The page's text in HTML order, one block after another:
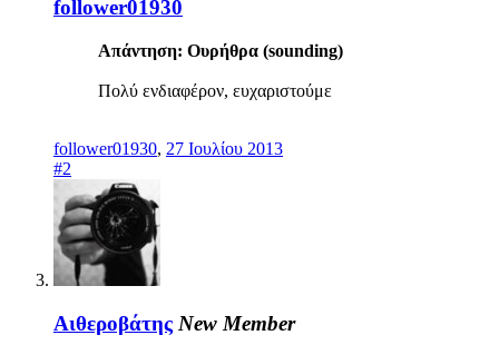
follower01930
Απάντηση: Ουρήθρα (sounding)
Πολύ ενδιαφέρον, ευχαριστούμε
follower01930, 27 Ιουλίου 2013
#2
Αιθεροβάτης New Member